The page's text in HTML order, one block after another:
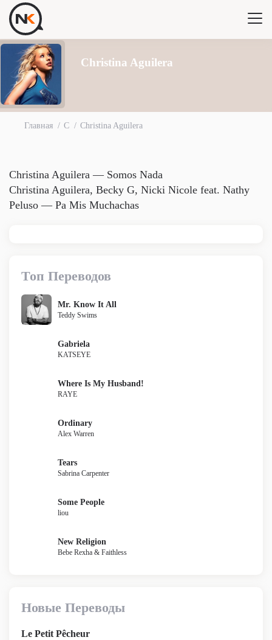
Christina Aguilera
Главная C Christina Aguilera
Christina Aguilera — Somos Nada
Christina Aguilera, Becky G, Nicki Nicole feat. Nathy
Peluso — Pa Mis Muchachas
Топ Переводов
Mr. Know It All
Teddy Swims
Gabriela
KATSEYE
Where Is My Husband!
RAYE
Ordinary
Alex Warren
Tears
Sabrina Carpenter
Some People
liou
New Religion
Bebe Rexha & Faithless
Новые Переводы
Le Petit Pêcheur